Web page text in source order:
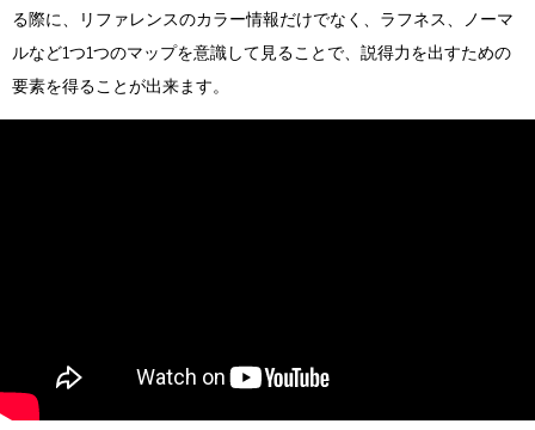
る際に、リファレンスのカラー情報だけでなく、ラフネス、ノーマ
ルなど1つ1つのマップを意識して見ることで、説得力を出すための
要素を得ることが出来ます。